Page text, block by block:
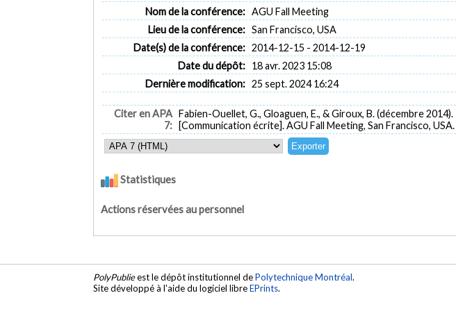
Nom de la conférence: AGU Fall Meeting
Lieu de la conférence: San Francisco, USA
Date(s) de la conférence: 2014-12-15 - 2014-12-19
Date du dépôt: 18 avr. 2023 15:08
Dernière modification: 25 sept. 2024 16:24
Citer en APA
7:
Fabien-Ouellet, G., Gloaguen, E., & Giroux, B. (décembre 2014).
[Communication écrite]. AGU Fall Meeting, San Francisco, USA.
Statistiques
Actions réservées au personnel
PolyPublieest le dépôt institutionnel dePolytechnique Montréal.
Site développé à l'aide du logiciel libreEPrints.